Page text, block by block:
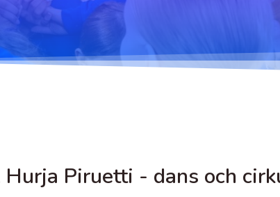
och likabehandling
Piruetti - dans och